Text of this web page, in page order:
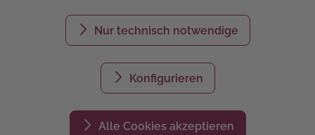
Nur technisch notwendige
Konfigurieren
Alle Cookies akzeptieren